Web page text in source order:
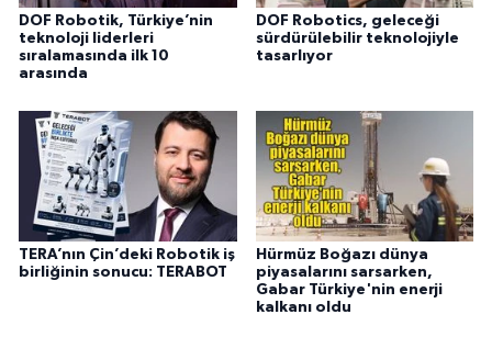
DOF Robotik, Türkiye’nin
teknoloji liderleri
sıralamasında ilk 10
arasında
DOF Robotics, geleceği
sürdürülebilir teknolojiyle
tasarlıyor
TERA’nın Çin’deki Robotik iş
birliğinin sonucu: TERABOT
Hürmüz Boğazı dünya
piyasalarını sarsarken,
Gabar Türkiye'nin enerji
kalkanı oldu